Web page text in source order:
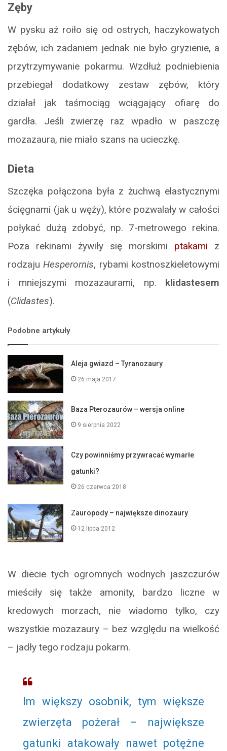
Zęby
W pysku aż roiło się od ostrych, haczykowatych
zębów, ich zadaniem jednak nie było gryzienie, a
przytrzymywanie pokarmu. Wzdłuż podniebienia
przebiegał dodatkowy zestaw zębów, który
działał jak taśmociąg wciągający ofiarę do
gardła. Jeśli zwierzę raz wpadło w paszczę
mozazaura, nie miało szans na ucieczkę.
Dieta
Szczęka połączona była z żuchwą elastycznymi
ścięgnami (jak u węży), które pozwalały w całości
połykać dużą zdobyć, np. 7-metrowego rekina.
Poza rekinami żywiły się morskimi ptakami z
rodzajuHesperornis, rybami kostnoszkieletowymi
i mniejszymi mozazaurami, np. klidastesem
(Clidastes).
Podobne artykuły
Aleja gwiazd – Tyranozaury
26 maja 2017
Baza Pterozaurów – wersja online
9 sierpnia 2022
Czy powinniśmy przywracać wymarłe
gatunki?
26 czerwca 2018
Zauropody – największe dinozaury
12 lipca 2012
W diecie tych ogromnych wodnych jaszczurów
mieściły się także amonity, bardzo liczne w
kredowych morzach, nie wiadomo tylko, czy
wszystkie mozazaury – bez względu na wielkość
– jadły tego rodzaju pokarm.
Im większy osobnik, tym większe
zwierzęta pożerał – największe
gatunki atakowały nawet potężne